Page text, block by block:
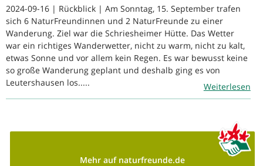
2024-09-16 | Rückblick | Am Sonntag, 15. September trafen
sich 6 NaturFreundinnen und 2 NaturFreunde zu einer
Wanderung. Ziel war die Schriesheimer Hütte. Das Wetter
war ein richtiges Wanderwetter, nicht zu warm, nicht zu kalt,
etwas Sonne und vor allem kein Regen. Es war bewusst keine
so große Wanderung geplant und deshalb ging es von
Leutershausen los.....
Weiterlesen
Mehr auf naturfreunde.de